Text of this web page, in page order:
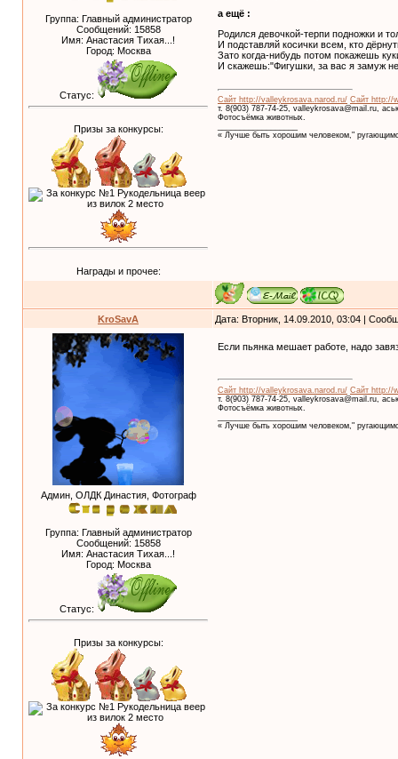
Группа: Главный администратор
Сообщений: 15858
Имя: Анастасия Тихая...!
Город: Москва
Статус:
Призы за конкурсы:
Награды и прочее:
а ещё :
Родился девочкой-терпи подножки и
И подставляй косички всем, кто
Зато когда-нибудь потом покажешь
И скажешь:"Фигушки, за вас я замуж
Сайт http://valleykrosava.narod.ru/ Сайт http://
т. 8(903) 787-74-25, valleykrosava@mail.ru,
Фотосъёмка животных.
« Лучше быть хорошим человеком,"
KroSavA Дата: Вторник, 14.09.2010, 03:04 |
Админ, ОЛДК Династия, Фотограф
Группа: Главный администратор
Сообщений: 15858
Имя: Анастасия Тихая...!
Город: Москва
Статус:
Призы за конкурсы:
Если пьянка мешает работе, надо
Сайт http://valleykrosava.narod.ru/ Сайт http://
т. 8(903) 787-74-25, valleykrosava@mail.ru,
Фотосъёмка животных.
« Лучше быть хорошим человеком,"